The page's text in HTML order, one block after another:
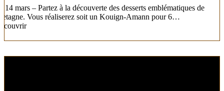
14 mars – Partez à la découverte des desserts emblématiques de
Vous réaliserez soit un Kouign-Amann pour 6…